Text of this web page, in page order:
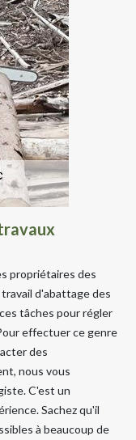
propriétaires des
d'abattage des
tâches pour régler
effectuer ce genre
des
nous vous
C'est un
Sachez qu'il
à beaucoup de